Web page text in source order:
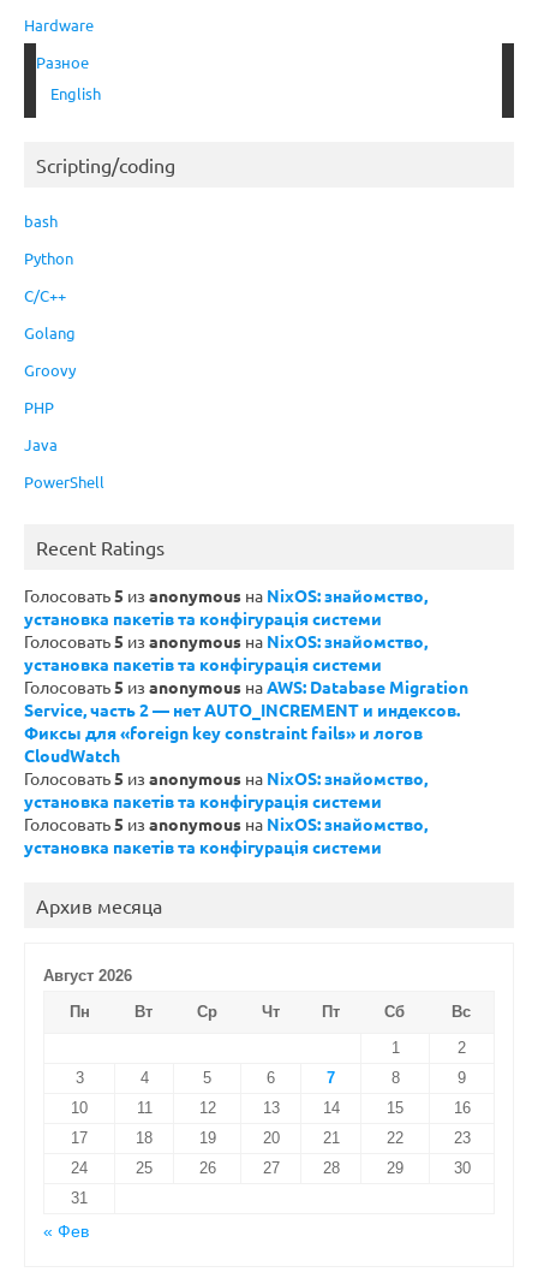
Hardware
Разное
English
Scripting/coding
bash
Python
C/C++
Golang
Groovy
PHP
Java
PowerShell
Recent Ratings
Голосовать5 из anonymous на NixOS: знайомство,
установка пакетів та конфігурація системи
Голосовать5 из anonymous на NixOS: знайомство,
установка пакетів та конфігурація системи
Голосовать5 из anonymous наAWS: Database Migration
Service, часть 2 — нет AUTO_INCREMENT и индексов.
Фиксы для «foreign key constraint fails» и логов
CloudWatch
Голосовать5 из anonymous на NixOS: знайомство,
установка пакетів та конфігурація системи
Голосовать5 из anonymous на NixOS: знайомство,
установка пакетів та конфігурація системи
Архив месяца
Август 2026
Пн
Вт Ср Чт Пт Сб
Вс
1
2
3
4 5 6 7 8
9
10
11 12 13 14 15
16
17
18 19 20 21 22
23
24
25 26 27 28 29
30
31
« Фев